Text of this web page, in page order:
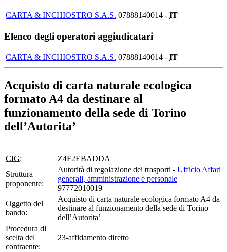
CARTA & INCHIOSTRO S.A.S. 07888140014 - IT
Elenco degli operatori aggiudicatari
CARTA & INCHIOSTRO S.A.S. 07888140014 - IT
Acquisto di carta naturale ecologica
formato A4 da destinare al
funzionamento della sede di Torino
dell’Autorita’
CIG:
Z4F2EBADDA
Struttura
proponente:
Autorità di regolazione dei trasporti - Ufficio Affari
generali, amministrazione e personale
97772010019
Oggetto del
bando:
Acquisto di carta naturale ecologica formato A4 da
destinare al funzionamento della sede di Torino
dell’Autorita’
Procedura di
scelta del
contraente:
23-affidamento diretto